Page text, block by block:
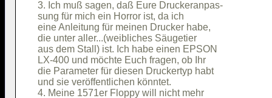
3. Ich muß sagen, daß Eure Druckeranpas-
sung für mich ein Horror ist, da ich
eine Anleitung für meinen Drucker habe,
die unter aller...(weibliches Säugetier
aus dem Stall) ist. Ich habe einen EPSON
LX-400 und möchte Euch fragen, ob Ihr
die Parameter für diesen Druckertyp habt
und sie veröffentlichen könntet.
4. Meine 1571er Floppy will nicht mehr